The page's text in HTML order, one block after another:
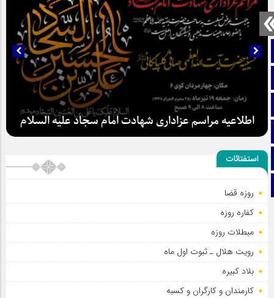
صفحه نخست
آپارات
اینستاگرام
اطلاعیه مراسم عزاداری شهادت امام سجاد علیه السلام
استفتائات
روزه قضا
کفاره روزه
مبطلات روزه
رویت هلال ـ ثبوت اول ماه
بلاد کبیره
کارمندان و کارگران و کسبه